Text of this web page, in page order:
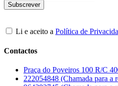
Li e aceito a Política de
Contactos
Praça do Poveiros 100 R/C
222054848 (Chamada para a